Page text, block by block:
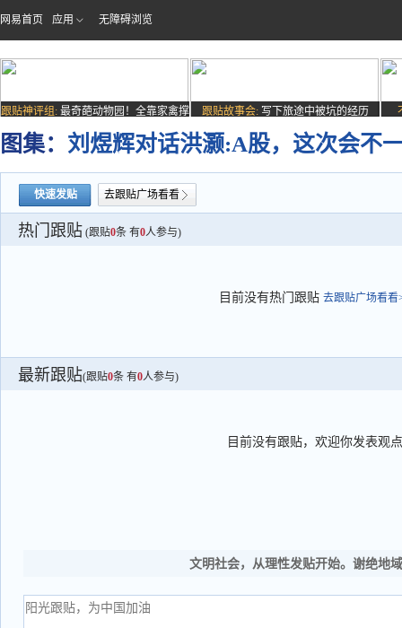
网易首页 应用 无障碍浏览
跟贴神评组: 最奇葩动物园！全靠家禽撑
场子
跟贴故事会: 写下旅途中被坑的经历
图集： 刘煜辉对话洪灏:A股，这次会不
快速发贴 去跟贴广场看看
热门跟贴 (跟贴0条 有0人参与)
目前没有热门跟贴 去跟贴广场看看
最新跟贴(跟贴0条 有0人参与)
目前没有跟贴，欢迎你发表观点
文明社会，从理性发贴开始。谢绝地